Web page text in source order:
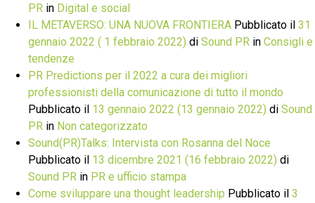
PR in Digital e social
IL METAVERSO: UNA NUOVA FRONTIERA Pubblicato il 31
gennaio 2022 ( 1 febbraio 2022) di Sound PR in Consigli e
tendenze
PR Predictions per il 2022 a cura dei migliori
professionisti della comunicazione di tutto il mondo
Pubblicato il 13 gennaio 2022 (13 gennaio 2022) di Sound
PR in Non categorizzato
Sound(PR)Talks: Intervista con Rosanna del Noce
Pubblicato il 13 dicembre 2021 (16 febbraio 2022) di
Sound PR in PR e ufficio stampa
Come sviluppare una thought leadership Pubblicato il 3